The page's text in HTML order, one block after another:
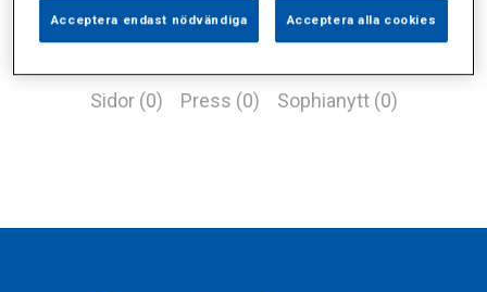
Sidor (0) Press (0) Sophianytt (0)
Acceptera endast nödvändiga Acceptera alla cookies